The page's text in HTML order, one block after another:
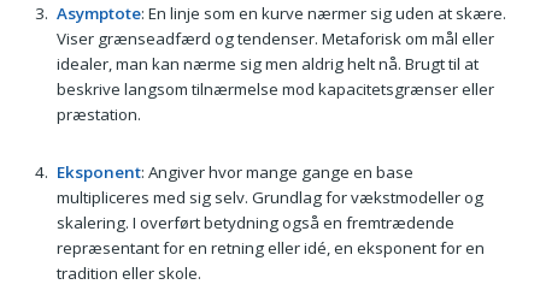
Asymptote: En linje som en kurve nærmer sig uden at skære.
Viser grænseadfærd og tendenser. Metaforisk om mål eller
idealer, man kan nærme sig men aldrig helt nå. Brugt til at
beskrive langsom tilnærmelse mod kapacitetsgrænser eller
præstation.
Eksponent: Angiver hvor mange gange en base
multipliceres med sig selv. Grundlag for vækstmodeller og
skalering. I overført betydning også en fremtrædende
repræsentant for en retning eller idé, en eksponent for en
tradition eller skole.